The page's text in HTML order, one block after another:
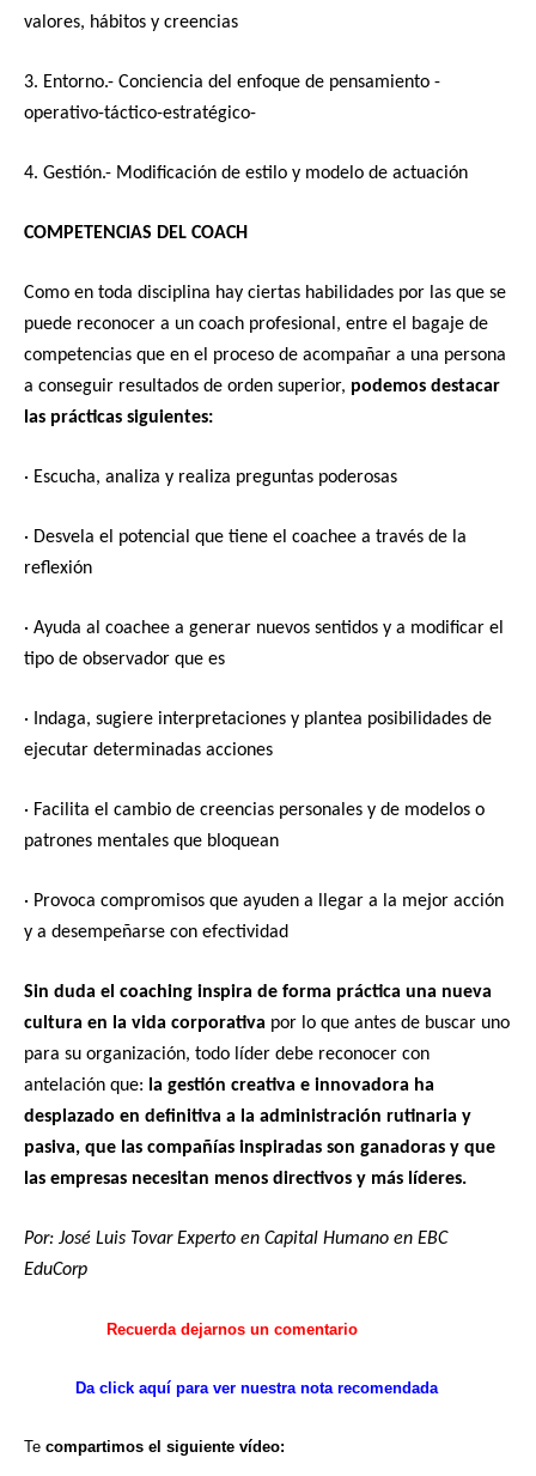
valores, hábitos y creencias
3. Entorno.- Conciencia del enfoque de pensamiento -
operativo-táctico-estratégico-
4. Gestión.- Modificación de estilo y modelo de actuación
COMPETENCIAS DEL COACH
Como en toda disciplina hay ciertas habilidades por las que se
puede reconocer a un coach profesional, entre el bagaje de
competencias que en el proceso de acompañar a una persona
a conseguir resultados de orden superior, podemos destacar
las prácticas siguientes:
· Escucha, analiza y realiza preguntas poderosas
· Desvela el potencial que tiene el coachee a través de la
reflexión
· Ayuda al coachee a generar nuevos sentidos y a modificar el
tipo de observador que es
· Indaga, sugiere interpretaciones y plantea posibilidades de
ejecutar determinadas acciones
· Facilita el cambio de creencias personales y de modelos o
patrones mentales que bloquean
· Provoca compromisos que ayuden a llegar a la mejor acción
y a desempeñarse con efectividad
Sin duda el coaching inspira de forma práctica una nueva
cultura en la vida corporativa por lo que antes de buscar uno
para su organización, todo líder debe reconocer con
antelación que: la gestión creativa e innovadora ha
desplazado en definitiva a la administración rutinaria y
pasiva, que las compañías inspiradas son ganadoras y que
las empresas necesitan menos directivos y más líderes.
Por: José Luis Tovar Experto en Capital Humano en EBC
EduCorp
Recuerda dejarnos un comentario
Da click aquí para ver nuestra nota recomendada
Te compartimos el siguiente vídeo: